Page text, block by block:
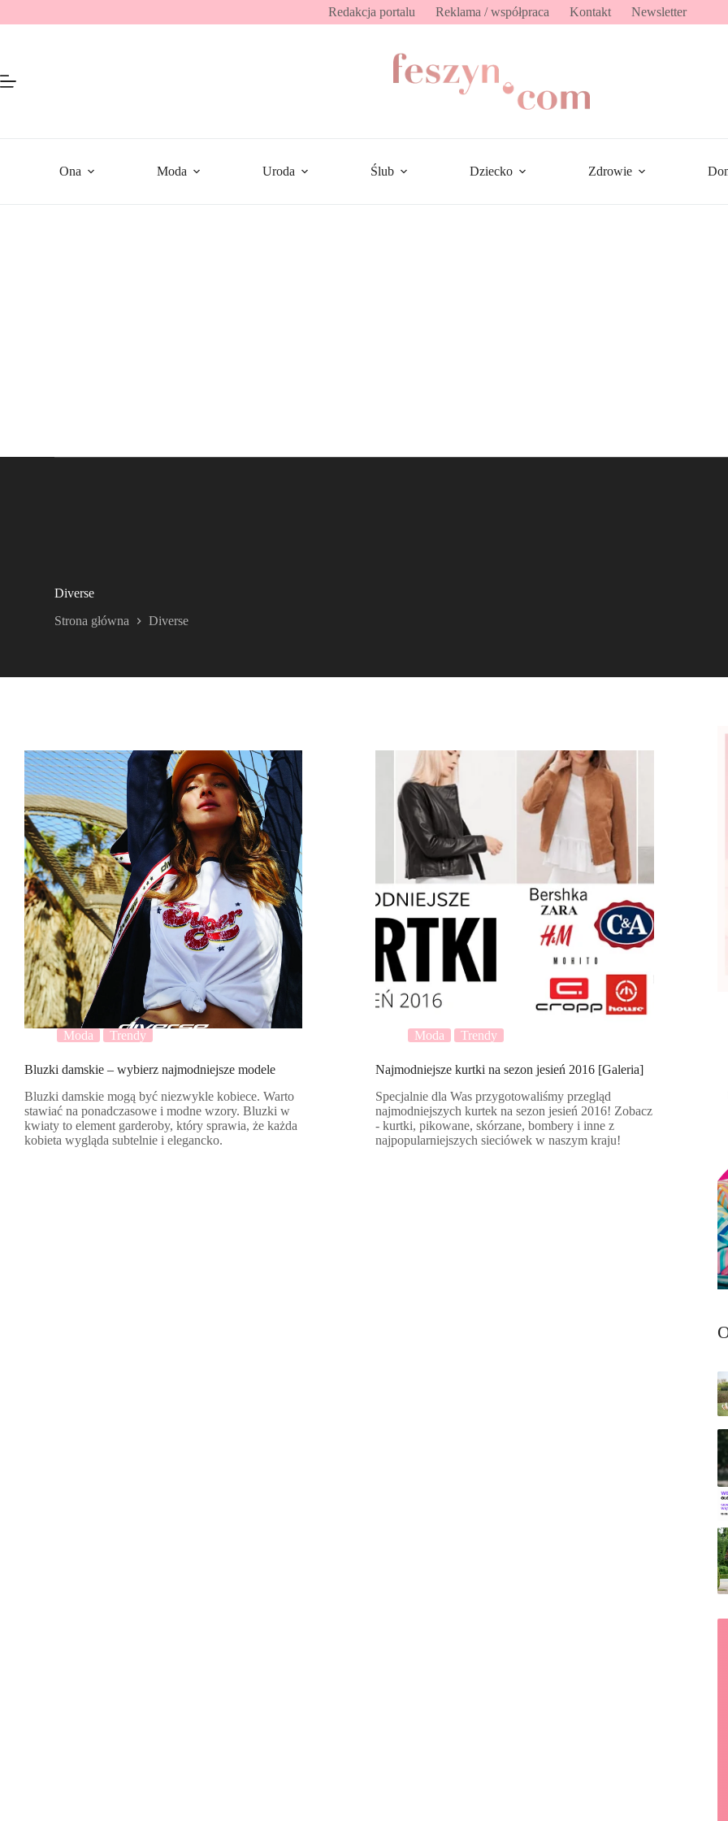
Redakcja portalu Reklama / współpraca Kontakt Newsletter
Ona Moda Uroda Ślub Dziecko Zdrowie
Diverse
Strona główna Diverse
Moda Trendy
Bluzki damskie – wybierz najmodniejsze modele
Bluzki damskie mogą być niezwykle kobiece. Warto
stawiać na ponadczasowe i modne wzory. Bluzki w
kwiaty to element garderoby, który sprawia, że każda
kobieta wygląda subtelnie i elegancko.
Moda Trendy
Najmodniejsze kurtki na sezon jesień 2016 [Galeria]
Specjalnie dla Was przygotowaliśmy przegląd
najmodniejszych kurtek na sezon jesień 2016! Zobacz
- kurtki, pikowane, skórzane, bombery i inne z
najpopularniejszych sieciówek w naszym kraju!